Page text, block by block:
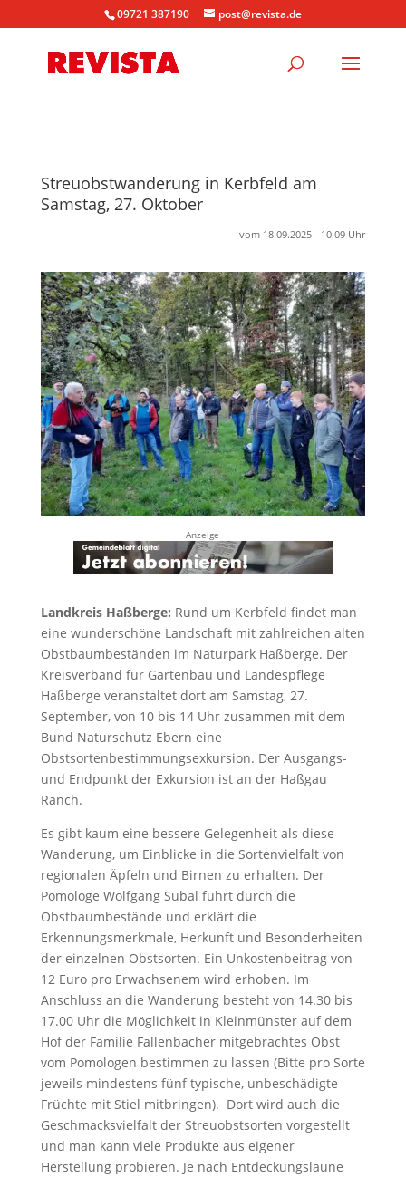
09721 387190 post@revista.de
Streuobstwanderung in Kerbfeld am
Samstag, 27. Oktober
vom 18.09.2025 - 10:09 Uhr
Anzeige
Landkreis Haßberge: Rund um Kerbfeld findet man
eine wunderschöne Landschaft mit zahlreichen alten
Obstbaumbeständen im Naturpark Haßberge. Der
Kreisverband für Gartenbau und Landespflege
Haßberge veranstaltet dort am Samstag, 27.
September, von 10 bis 14 Uhr zusammen mit dem
Bund Naturschutz Ebern eine
Obstsortenbestimmungsexkursion. Der Ausgangs-
und Endpunkt der Exkursion ist an der Haßgau
Ranch.
Es gibt kaum eine bessere Gelegenheit als diese
Wanderung, um Einblicke in die Sortenvielfalt von
regionalen Äpfeln und Birnen zu erhalten. Der
Pomologe Wolfgang Subal führt durch die
Obstbaumbestände und erklärt die
Erkennungsmerkmale, Herkunft und Besonderheiten
der einzelnen Obstsorten. Ein Unkostenbeitrag von
12 Euro pro Erwachsenem wird erhoben. Im
Anschluss an die Wanderung besteht von 14.30 bis
17.00 Uhr die Möglichkeit in Kleinmünster auf dem
Hof der Familie Fallenbacher mitgebrachtes Obst
vom Pomologen bestimmen zu lassen (Bitte pro Sorte
jeweils mindestens fünf typische, unbeschädigte
Früchte mit Stiel mitbringen). Dort wird auch die
Geschmacksvielfalt der Streuobstsorten vorgestellt
und man kann viele Produkte aus eigener
Herstellung probieren. Je nach Entdeckungslaune